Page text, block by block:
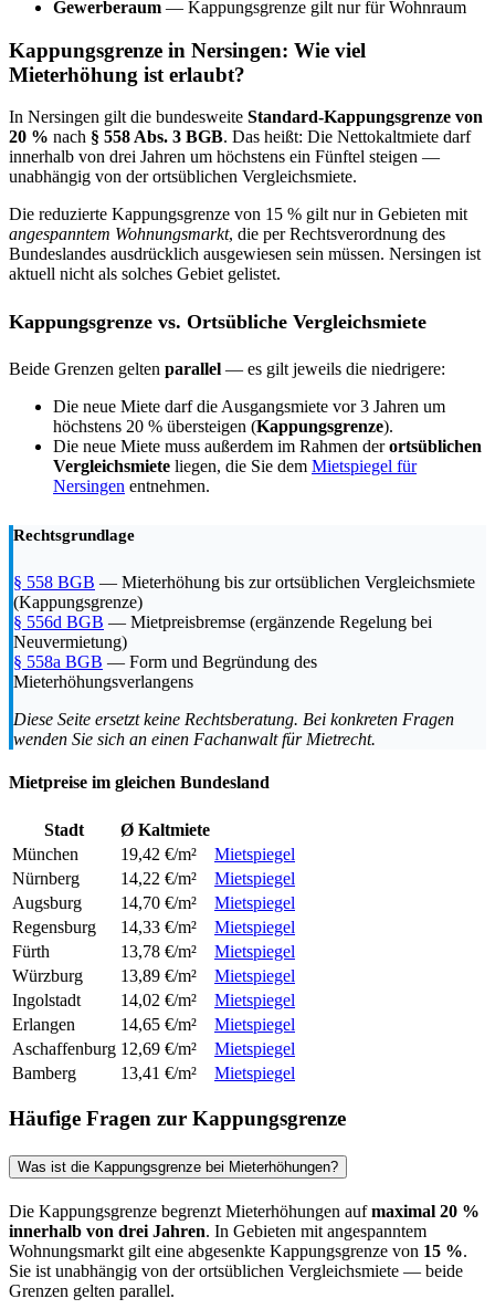
Gewerberaum — Kappungsgrenze gilt nur für Wohnraum
Kappungsgrenze in Nersingen: Wie viel
Mieterhöhung ist erlaubt?
In Nersingen gilt die bundesweite Standard-Kappungsgrenze von
20 % nach § 558 Abs. 3 BGB. Das heißt: Die Nettokaltmiete darf
innerhalb von drei Jahren um höchstens ein Fünftel steigen —
unabhängig von der ortsüblichen Vergleichsmiete.
Die reduzierte Kappungsgrenze von 15 % gilt nur in Gebieten mit
angespanntem Wohnungsmarkt, die per Rechtsverordnung des
Bundeslandes ausdrücklich ausgewiesen sein müssen. Nersingen ist
aktuell nicht als solches Gebiet gelistet.
Kappungsgrenze vs. Ortsübliche Vergleichsmiete
Beide Grenzen gelten parallel — es gilt jeweils die niedrigere:
Die neue Miete darf die Ausgangsmiete vor 3 Jahren um
höchstens 20 % übersteigen (Kappungsgrenze).
Die neue Miete muss außerdem im Rahmen derortsüblichen
Vergleichsmiete liegen, die Sie dem Mietspiegel für
Nersingen entnehmen.
Rechtsgrundlage
§ 558 BGB — Mieterhöhung bis zur ortsüblichen Vergleichsmiete
(Kappungsgrenze)
§ 556d BGB — Mietpreisbremse (ergänzende Regelung bei
Neuvermietung)
§ 558a BGB — Form und Begründung des
Mieterhöhungsverlangens
Diese Seite ersetzt keine Rechtsberatung. Bei konkreten Fragen
wenden Sie sich an einen Fachanwalt für Mietrecht.
Mietpreise im gleichen Bundesland
Stadt
Ø Kaltmiete
München
19,42 €/m²
Mietspiegel
Nürnberg
14,22 €/m²
Mietspiegel
Augsburg
14,70 €/m²
Mietspiegel
Regensburg
14,33 €/m²
Mietspiegel
Fürth
13,78 €/m²
Mietspiegel
Würzburg
13,89 €/m²
Mietspiegel
Ingolstadt
14,02 €/m²
Mietspiegel
Erlangen
14,65 €/m²
Mietspiegel
Aschaffenburg 12,69 €/m²
Mietspiegel
Bamberg
13,41 €/m² Mietspiegel
Häufige Fragen zur Kappungsgrenze
Was ist die Kappungsgrenze bei Mieterhöhungen?
Die Kappungsgrenze begrenzt Mieterhöhungen aufmaximal 20 %
innerhalb von drei Jahren. In Gebieten mit angespanntem
Wohnungsmarkt gilt eine abgesenkte Kappungsgrenze von 15 %.
Sie ist unabhängig von der ortsüblichen Vergleichsmiete — beide
Grenzen gelten parallel.